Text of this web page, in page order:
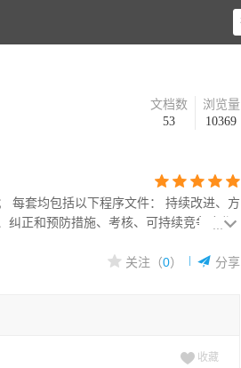
浏览量
10369
文档数
53
    
每套均包括以下程序文件： 持续改进、方
纠正和预防措施、考核、可持续竞争合作
信息设备运行维护、信息资源、业务流程

 分享
 关注（0）
 收藏